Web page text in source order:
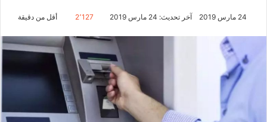
24 مارس 2019 آخر تحديث: 24 مارس 2019 2٬127 أقل من دقيقة